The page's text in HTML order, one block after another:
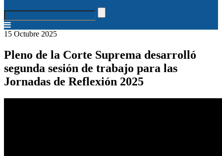
15 Octubre 2025
Pleno de la Corte Suprema desarrolló
segunda sesión de trabajo para las
Jornadas de Reflexión 2025